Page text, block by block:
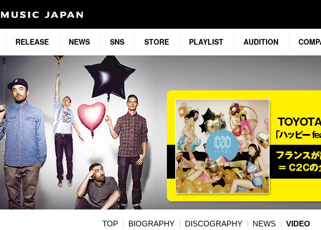
RELEASE NEWS SNS STORE PLAYLIST AUDITION
TOP BIOGRAPHY DISCOGRAPHY NEWS VIDEO